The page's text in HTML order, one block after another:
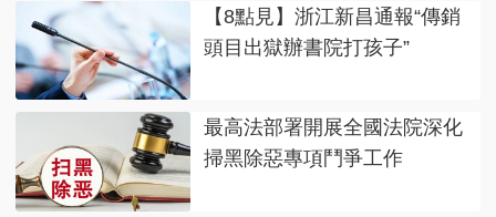
【8點見】浙江新昌通報“傳銷
頭目出獄辦書院打孩子”
最高法部署開展全國法院深化
掃黑除惡專項鬥爭工作